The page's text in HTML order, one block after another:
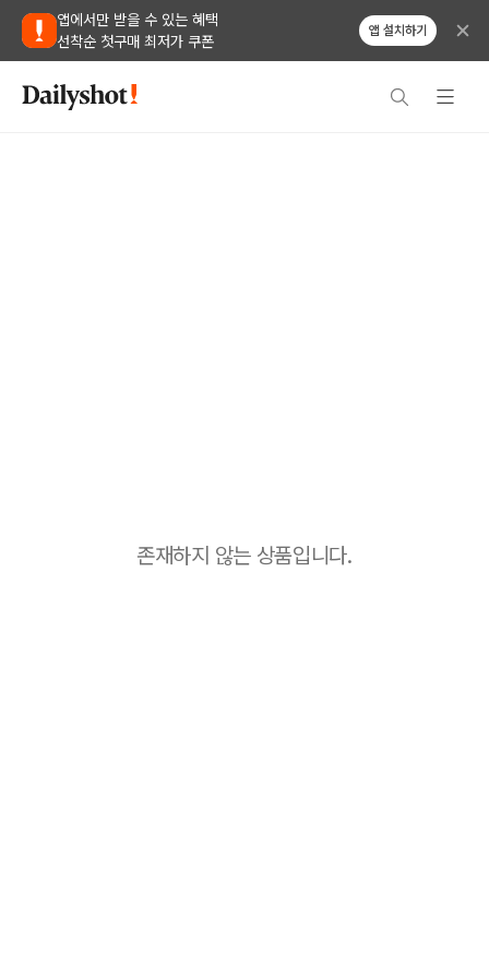
앱에서만 받을 수 있는 혜택
선착순 첫구매 최저가 쿠폰
앱 설치하기
존재하지 않는 상품입니다.